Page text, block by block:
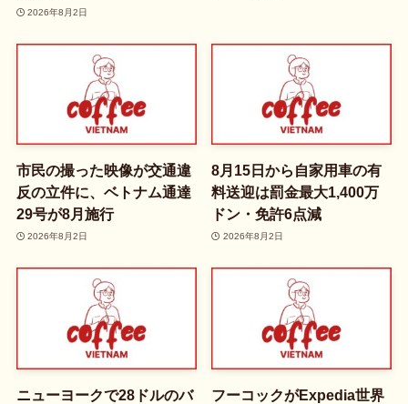
2026年8月2日
市民の撮った映像が交通違
反の立件に、ベトナム通達
29号が8月施行
2026年8月2日
8月15日から自家用車の有
料送迎は罰金最大1,400万
ドン・免許6点減
2026年8月2日
ニューヨークで28ドルのバ
フーコックがExpedia世界